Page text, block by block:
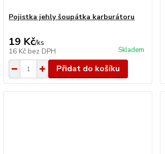
Pojistka jehly šoupátka karburátoru
19 Kč/ks
16 Kč bez DPH Skladem
Přidat do košíku